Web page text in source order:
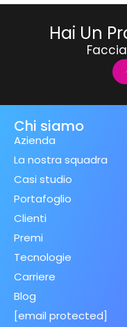
Hai Un
Chi siamo
Azienda
La nostra squadra
Casi studio
Portafoglio
Clienti
Premi
Tecnologie
Carriere
Blog
[email protected]